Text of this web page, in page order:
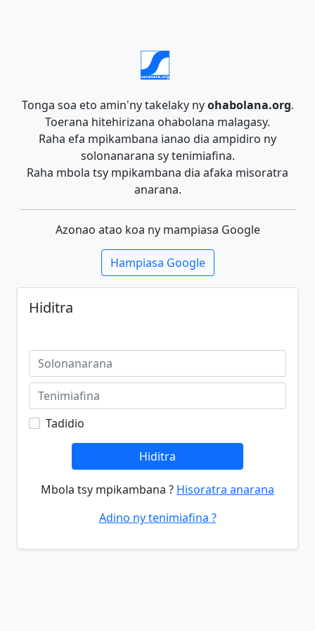
Tonga soa eto amin'ny takelaky nyohabolana.org.
Toerana hitehirizana ohabolana malagasy.
Raha efa mpikambana ianao dia ampidiro ny
solonanarana sy tenimiafina.
Raha mbola tsy mpikambana dia afaka misoratra
anarana.
Azonao atao koa ny mampiasa Google
Hampiasa Google
Hiditra
Tadidio
Hiditra
Mbola tsy mpikambana ? Hisoratra anarana
Adino ny tenimiafina ?